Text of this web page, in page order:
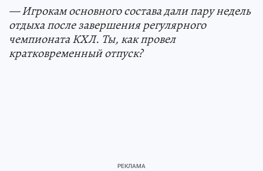
— Игрокам основного состава дали пару недель
отдыха после завершения регулярного
чемпионата КХЛ. Ты, как провел
кратковременный отпуск?